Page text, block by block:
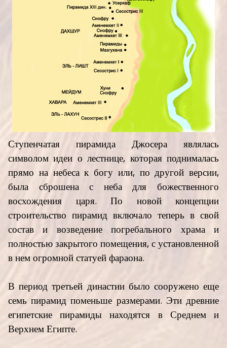
Ступенчатая пирамида Джосера являлась
символом идеи о лестнице, которая поднималась
прямо на небеса к богу или, по другой версии,
была сброшена с неба для божественного
восхождения царя. По новой концепции
строительство пирамид включало теперь в свой
состав и возведение погребального храма и
полностью закрытого помещения, с установленной
в нем огромной статуей фараона.
В период третьей династии было сооружено еще
семь пирамид поменьше размерами. Эти древние
египетские пирамиды находятся в Среднем и
Верхнем Египте.